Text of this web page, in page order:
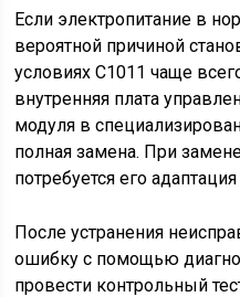
Если электропитание в
вероятной причиной
условиях С1011 чаще
внутренняя плата
модуля в
полная замена. При
потребуется его
После устранения
ошибку с помощью
провести контрольный